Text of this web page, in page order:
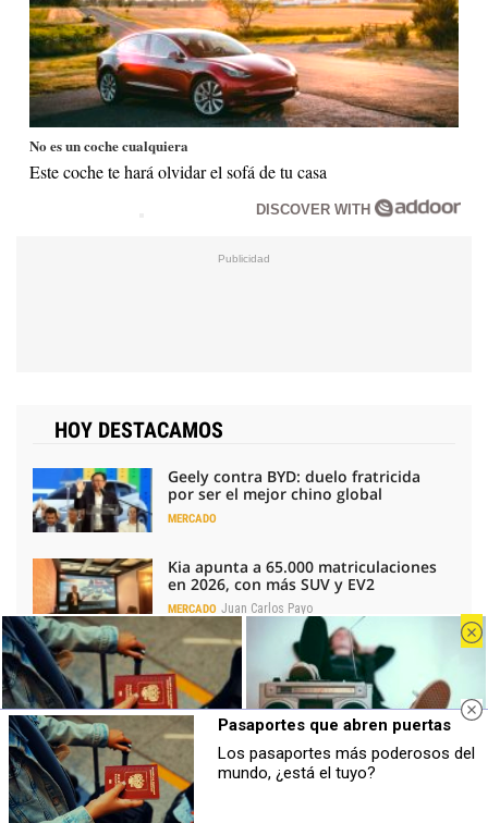
No es un coche cualquiera
Este coche te hará olvidar el sofá de tu casa
DISCOVER WITH
HOY DESTACAMOS
Geely contra BYD: duelo fratricida
por ser el mejor chino global
MERCADO
Kia apunta a 65.000 matriculaciones
en 2026, con más SUV y EV2
MERCADO Juan Carlos Payo
Pragmatismo para la automoción: la
receta de los fabricantes europeos
INDUSTRIA Toni Fuentes
Bruselas cambia el arancel del
Tavascan por un precio mínimo y un
cupo
MERCADO
Pasaportes que abren puertas
Los pasaportes más poderosos del
mundo, ¿está el tuyo?
Canciones que marcan
¿Por qué recuerdas canciones viejas
Pasaportes que abren puertas
Los pasaportes más poderosos del
mundo, ¿está el tuyo?